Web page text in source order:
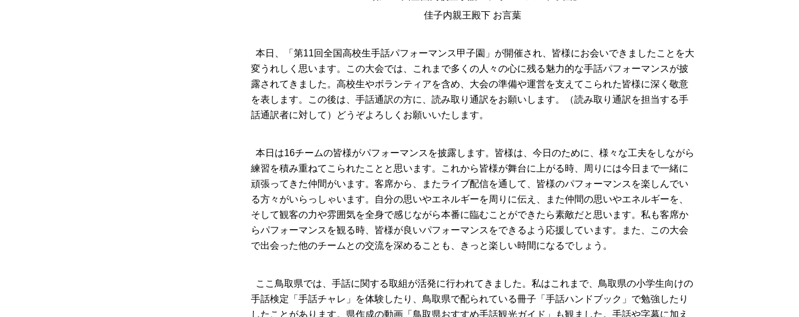
佳子内親王殿下 お言葉
本日、「第11回全国高校生手話パフォーマンス甲子園」が開催され、皆様にお会いできましたことを大
変うれしく思います。この大会では、これまで多くの人々の心に残る魅力的な手話パフォーマンスが披
露されてきました。高校生やボランティアを含め、大会の準備や運営を支えてこられた皆様に深く敬意
を表します。この後は、手話通訳の方に、読み取り通訳をお願いします。（読み取り通訳を担当する手
話通訳者に対して）どうぞよろしくお願いいたします。
本日は16チームの皆様がパフォーマンスを披露します。皆様は、今日のために、様々な工夫をしながら
練習を積み重ねてこられたことと思います。これから皆様が舞台に上がる時、周りには今日まで一緒に
頑張ってきた仲間がいます。客席から、またライブ配信を通して、皆様のパフォーマンスを楽しんでい
る方々がいらっしゃいます。自分の思いやエネルギーを周りに伝え、また仲間の思いやエネルギーを、
そして観客の力や雰囲気を全身で感じながら本番に臨むことができたら素敵だと思います。私も客席か
らパフォーマンスを観る時、皆様が良いパフォーマンスをできるよう応援しています。また、この大会
で出会った他のチームとの交流を深めることも、きっと楽しい時間になるでしょう。
ここ鳥取県では、手話に関する取組が活発に行われてきました。私はこれまで、鳥取県の小学生向けの
手話検定「手話チャレ」を体験したり、鳥取県で配られている冊子「手話ハンドブック」で勉強したり
したことがあります。県作成の動画「鳥取県おすすめ手話観光ガイド」も観ました。手話や字幕に加え